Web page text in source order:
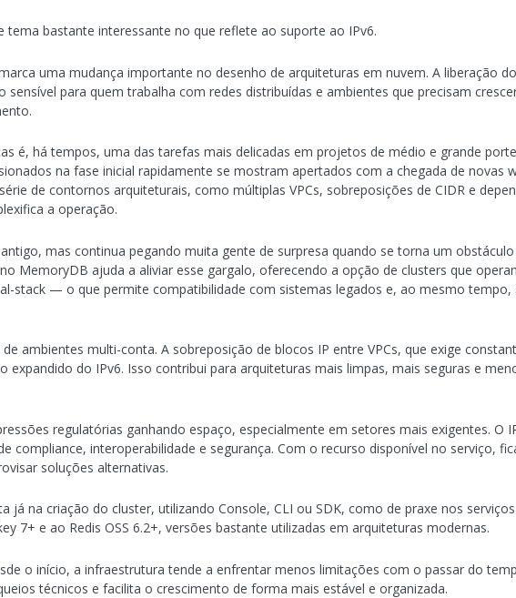
tema bastante interessante no que reflete ao suporte ao IPv6.
uma mudança importante no desenho de arquiteturas em nuvem. A liberação
para quem trabalha com redes distribuídas e ambientes que precisam
é, há tempos, uma das tarefas mais delicadas em projetos de médio e grande
na fase inicial rapidamente se mostram apertados com a chegada de novas
de contornos arquiteturais, como múltiplas VPCs, sobreposições de CIDR e
a operação.
mas continua pegando muita gente de surpresa quando se torna um
MemoryDB ajuda a aliviar esse gargalo, oferecendo a opção de clusters que
stack — o que permite compatibilidade com sistemas legados e, ao mesmo tempo,
ambientes multi-conta. A sobreposição de blocos IP entre VPCs, que exige
expandido do IPv6. Isso contribui para arquiteturas mais limpas, mais seguras e
regulatórias ganhando espaço, especialmente em setores mais exigentes. O
compliance, interoperabilidade e segurança. Com o recurso disponível no serviço,
soluções alternativas.
já na criação do cluster, utilizando Console, CLI ou SDK, como de praxe nos serviços
7+ e ao Redis OSS 6.2+, versões bastante utilizadas em arquiteturas modernas.
o início, a infraestrutura tende a enfrentar menos limitações com o passar do
técnicos e facilita o crescimento de forma mais estável e organizada.